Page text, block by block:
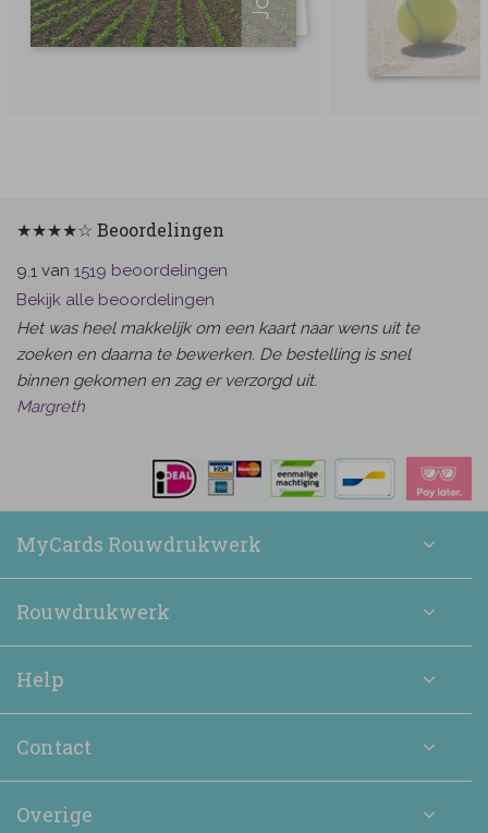
★★★★☆ Beoordelingen
9.1 van 1519 beoordelingen
Bekijk alle beoordelingen
Het was heel makkelijk om een kaart naar wens uit te
zoeken en daarna te bewerken. De bestelling is snel
binnen gekomen en zag er verzorgd uit.
Margreth
MyCards Rouwdrukwerk
Rouwdrukwerk
Help
Contact
Overige